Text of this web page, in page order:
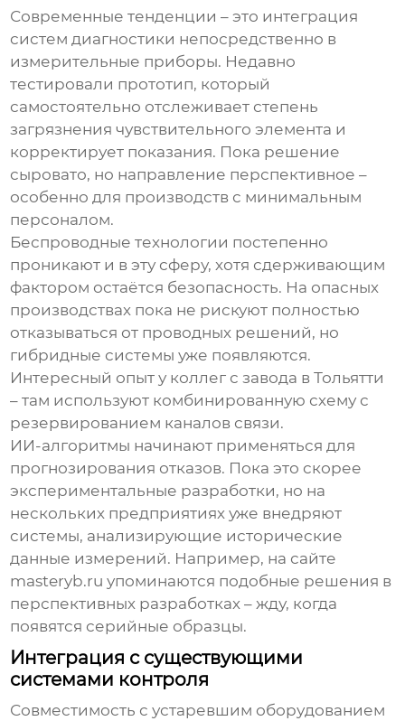
Современные тенденции – это интеграция
систем диагностики непосредственно в
измерительные приборы. Недавно
тестировали прототип, который
самостоятельно отслеживает степень
загрязнения чувствительного элемента и
корректирует показания. Пока решение
сыровато, но направление перспективное –
особенно для производств с минимальным
персоналом.
Беспроводные технологии постепенно
проникают и в эту сферу, хотя сдерживающим
фактором остаётся безопасность. На опасных
производствах пока не рискуют полностью
отказываться от проводных решений, но
гибридные системы уже появляются.
Интересный опыт у коллег с завода в Тольятти
– там используют комбинированную схему с
резервированием каналов связи.
ИИ-алгоритмы начинают применяться для
прогнозирования отказов. Пока это скорее
экспериментальные разработки, но на
нескольких предприятиях уже внедряют
системы, анализирующие исторические
данные измерений. Например, на сайте
masteryb.ru упоминаются подобные решения в
перспективных разработках – жду, когда
появятся серийные образцы.
Интеграция с существующими
системами контроля
Совместимость с устаревшим оборудованием